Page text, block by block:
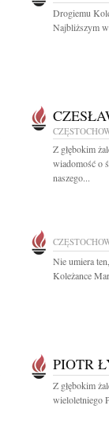
Drogiemu
Najbliższym
Z głębokim
wiadomość o
naszego...
Nie umiera
Koleżance
PIOTR
Z głębokim
wieloletniego